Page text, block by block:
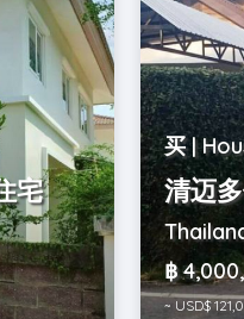
宅
买 |
清迈
฿
~ USD$